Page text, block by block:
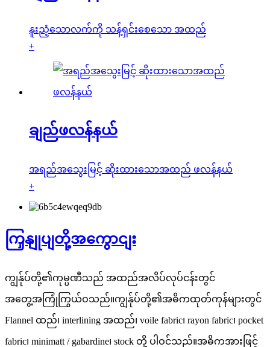
နူးညံ့သောလက်ကို သန့်ရှင်းစေသော အထည်
+
ချည်ဖလန်နယ်
အရည်အသွေးမြင့် ဆိုးထားသောအထည် ဖလန်နယ်
+
ကြှနျုပျတို့အကွောငျး
ကျွန်ုပ်တို့၏ကုမ္ပဏီသည် အထည်အလိပ်လုပ်ငန်းတွင်
အတွေ့အကြုံကြွယ်ဝသည်။ကျွန်ုပ်တို့၏အဓိကထုတ်ကုန်များတွင်
Flannel ထည်၊ interlining အထည်၊ voile fabric၊ rayon fabric၊ pocket
fabric၊ minimatt / gabardine၊ stock တို့ ပါဝင်သည်။အဓိကအားဖြင့်